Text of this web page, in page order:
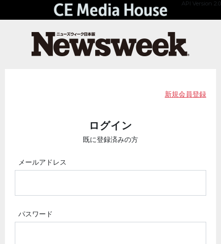
API Version 2.0
新規会員登録
ログイン
既に登録済みの方
メールアドレス
パスワード